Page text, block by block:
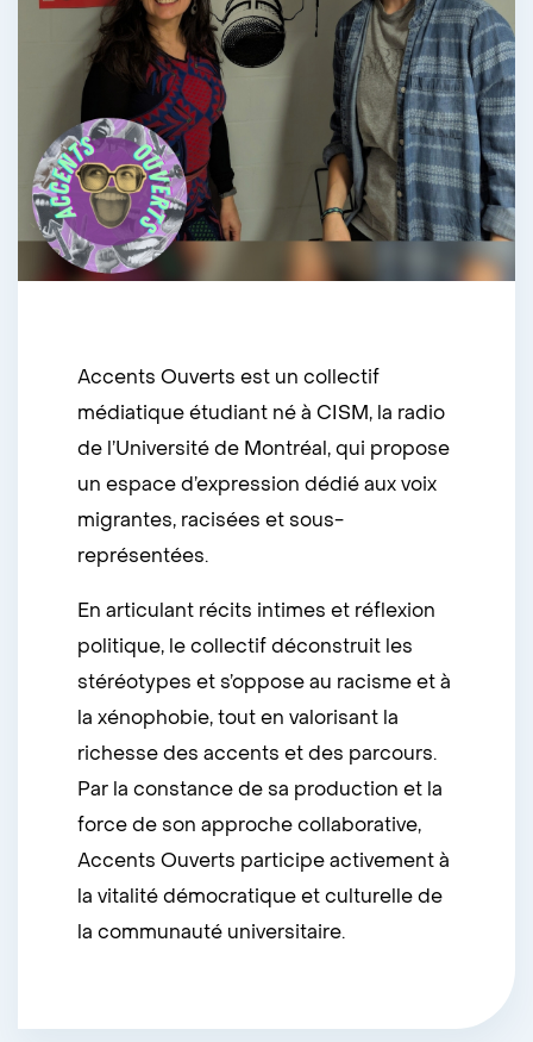
Accents Ouverts est un collectif
médiatique étudiant né à CISM, la radio
de l’Université de Montréal, qui propose
un espace d’expression dédié aux voix
migrantes, racisées et sous-
représentées.
En articulant récits intimes et réflexion
politique, le collectif déconstruit les
stéréotypes et s’oppose au racisme et à
la xénophobie, tout en valorisant la
richesse des accents et des parcours.
Par la constance de sa production et la
force de son approche collaborative,
Accents Ouverts participe activement à
la vitalité démocratique et culturelle de
la communauté universitaire.